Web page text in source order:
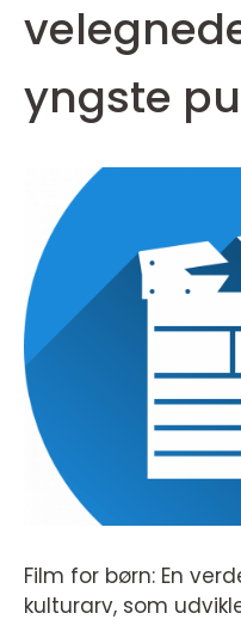
yngste
Film for børn: En
kulturarv, som